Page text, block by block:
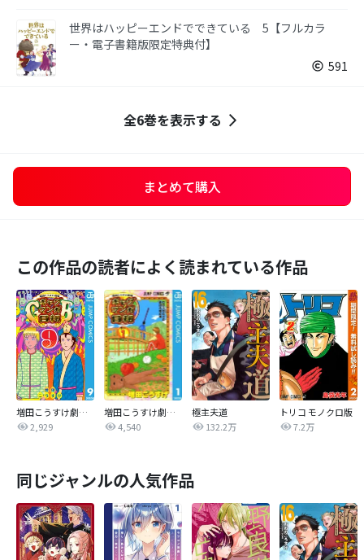
世界はハッピーエンドでできている 5【フルカラ
ー・電子書籍版限定特典付】
591
全6巻を表示する
まとめて購入
この作品の読者によく読まれている作品
増田こうすけ劇場 ギャグマンガ日和GB
2,929
増田こうすけ劇場 ギャグマンガ日和
4,540
極主夫道
132.2万
トリコ モノクロ版
7.2万
同じジャンルの人気作品